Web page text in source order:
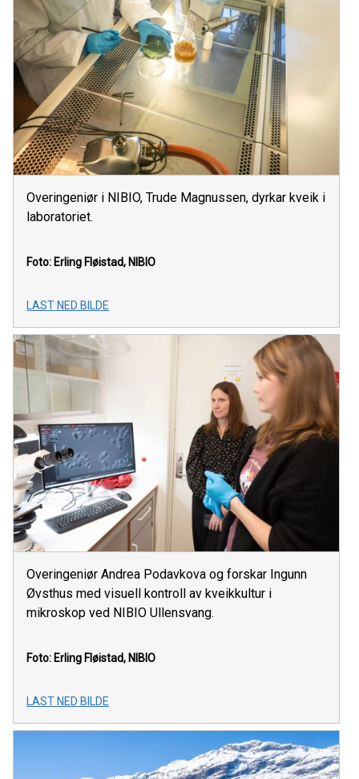
Overingeniør i NIBIO, Trude Magnussen, dyrkar kveik i
laboratoriet.
Foto: Erling Fløistad, NIBIO
LAST NED BILDE
Overingeniør Andrea Podavkova og forskar Ingunn
Øvsthus med visuell kontroll av kveikkultur i
mikroskop ved NIBIO Ullensvang.
Foto: Erling Fløistad, NIBIO
LAST NED BILDE